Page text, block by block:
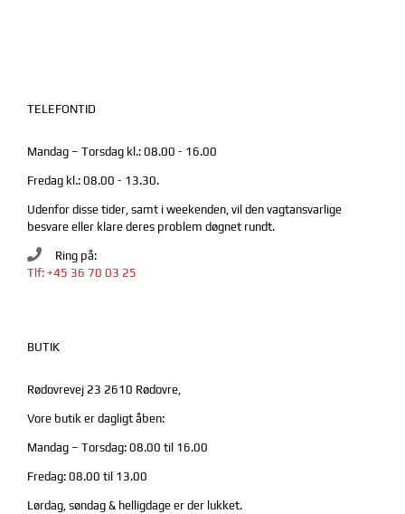
TELEFONTID
Mandag – Torsdag kl.: 08.00 - 16.00
Fredag kl.: 08.00 - 13.30.
Udenfor disse tider, samt i weekenden, vil den vagtansvarlige
besvare eller klare deres problem døgnet rundt.
Ring på:
Tlf: +45 36 70 03 25
BUTIK
Rødovrevej 23 2610 Rødovre,
Vore butik er dagligt åben:
Mandag – Torsdag: 08.00 til 16.00
Fredag: 08.00 til 13.00
Lørdag, søndag & helligdage er der lukket.